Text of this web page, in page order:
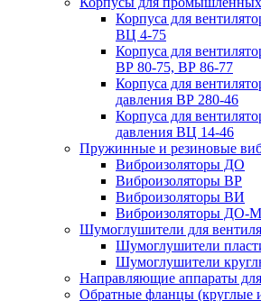
Корпуса для
ВЦ 4-75
Корпуса для
ВР 80-75, ВР 86-77
Корпуса для
давления ВР 280-46
Корпуса для
давления ВЦ 14-46
Пружинные и резиновые
Виброизоляторы ДО
Виброизоляторы ВР
Виброизоляторы ВИ
Виброизоляторы ДО-М
Шумоглушители для
Шумоглушители
Шумоглушители
Направляющие аппараты
Обратные фланцы (круглые